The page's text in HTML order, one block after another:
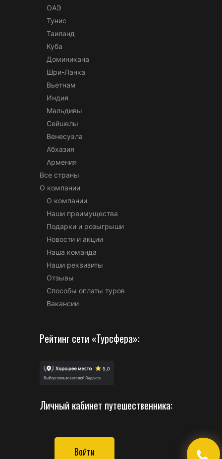
ОАЭ
Тунис
Таиланд
Куба
Доминикана
Шри-Ланка
Вьетнам
Индия
Мальдивы
Сейшелы
Венесуэла
Абхазия
Армения
Все страны
О компании
О компании
Наши преимущества
Подарки и розыгрыши
Новости и акции
Наша команда
Наши реквизиты
Отзывы
Способы оплаты туров
Вакансии
Рейтинг сети «Турсфера»:
Личный кабинет путешественника:
Войти